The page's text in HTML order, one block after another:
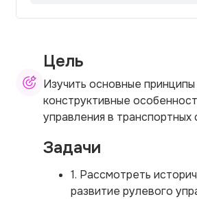
Цель
Изучить основные принципы
конструктивные
управления в транспортных
Задачи
1. Рассмотреть
развитие рулевого